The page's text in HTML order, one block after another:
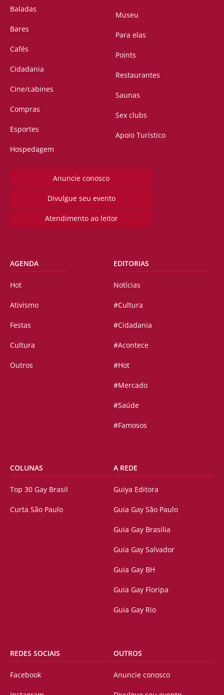
Baladas
Bares
Cafés
Cidadania
Cine/cabines
Compras
Esportes
Hospedagem
Museu
Para elas
Points
Restaurantes
Saunas
Sex clubs
Apoio Turístico
Anuncie conosco
Divulgue seu evento
Atendimento ao leitor
AGENDA
Hot
Ativismo
Festas
Cultura
Outros
EDITORIAS
Notícias
#Cultura
#Cidadania
#Acontece
#Hot
#Mercado
#Saúde
#Famosos
COLUNAS
Top 30 Gay Brasil
Curta São Paulo
A REDE
Guiya Editora
Guia Gay São Paulo
Guia Gay Brasilia
Guia Gay Salvador
Guia Gay BH
Guia Gay Floripa
Guia Gay Rio
REDES SOCIAIS
Facebook
OUTROS
Anuncie conosco